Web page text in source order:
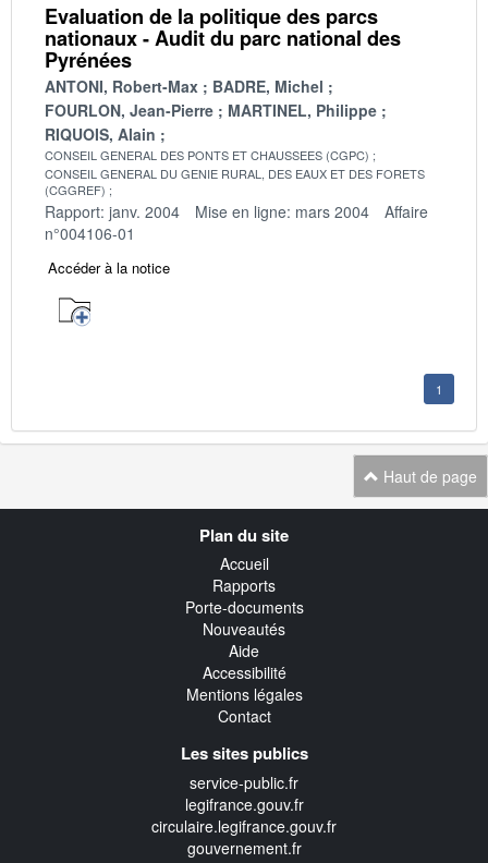
Evaluation de la politique des parcs
nationaux - Audit du parc national des
Pyrénées
ANTONI, Robert-Max
BADRE, Michel
FOURLON, Jean-Pierre
MARTINEL, Philippe
RIQUOIS, Alain
CONSEIL GENERAL DES PONTS ET CHAUSSEES (CGPC)
CONSEIL GENERAL DU GENIE RURAL, DES EAUX ET DES FORETS
(CGGREF)
Rapport: janv. 2004 Mise en ligne: mars 2004
Affaire
n°004106-01
Accéder à la notice
1
Haut de page
Plan du site
Accueil
Rapports
Porte-documents
Nouveautés
Aide
Accessibilité
Mentions légales
Contact
Les sites publics
service-public.fr
legifrance.gouv.fr
circulaire.legifrance.gouv.fr
gouvernement.fr